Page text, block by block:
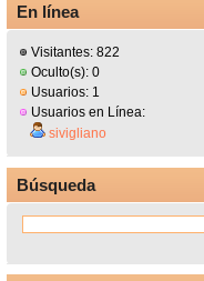
En línea
Visitantes: 822
Oculto(s): 0
Usuarios: 1
Usuarios en Línea:
sivigliano
Búsqueda